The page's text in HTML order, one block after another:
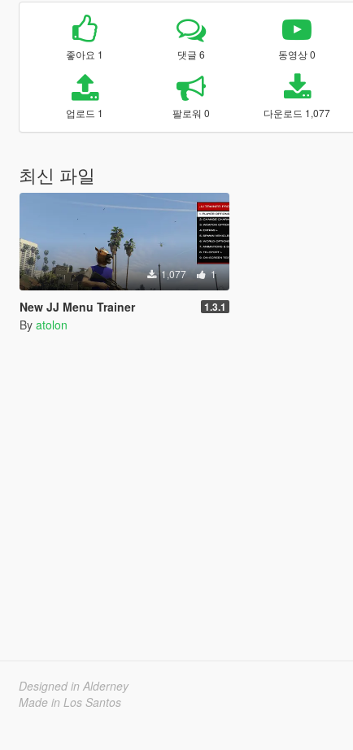
좋아요 1 댓글 6 동영상 0
업로드 1 팔로워 0 다운로드 1,077
최신 파일
1,077 1
New JJ Menu Trainer 1.3.1
By atolon
Designed in Alderney
Made in Los Santos